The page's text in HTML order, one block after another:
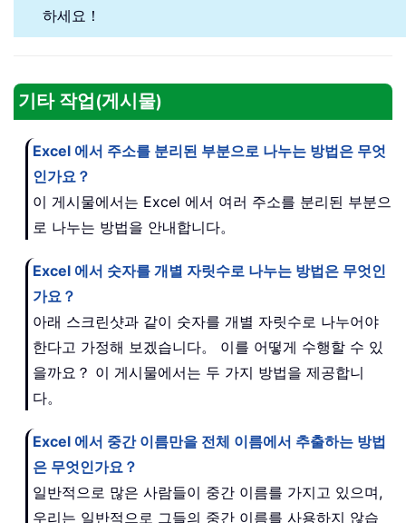
하세요！
기타 작업(게시물)
Excel 에서 주소를 분리된 부분으로 나누는 방법은 무엇
인가요？
이 게시물에서는 Excel 에서 여러 주소를 분리된 부분으
로 나누는 방법을 안내합니다。
Excel 에서 숫자를 개별 자릿수로 나누는 방법은 무엇인
가요？
아래 스크린샷과 같이 숫자를 개별 자릿수로 나누어야
한다고 가정해 보겠습니다。 이를 어떻게 수행할 수 있
을까요？ 이 게시물에서는 두 가지 방법을 제공합니
다。
Excel 에서 중간 이름만을 전체 이름에서 추출하는 방법
은 무엇인가요？
일반적으로 많은 사람들이 중간 이름를 가지고 있으며,
우리는 일반적으로 그들의 중간 이름를 사용하지 않습